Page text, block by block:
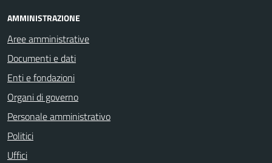
AMMINISTRAZIONE
Aree amministrative
Documenti e dati
Enti e fondazioni
Organi di governo
Personale amministrativo
Politici
Uffici